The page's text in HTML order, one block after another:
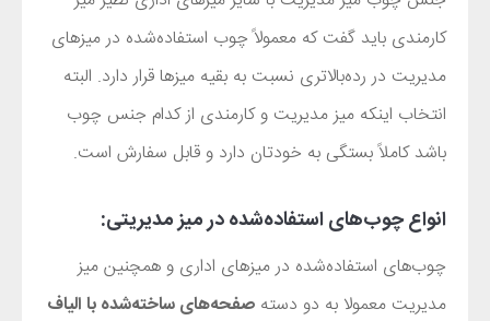
کارمندی باید گفت که معمولاً چوب استفاده‌شده در میزهای
مدیریت در رده‌بالاتری نسبت به بقیه میزها قرار دارد. البته
انتخاب اینکه میز مدیریت و کارمندی‌ از کدام جنس چوب
باشد کاملاً بستگی به خودتان دارد و قابل سفارش است.
انواع چوب‌های استفاده‌شده در میز مدیریتی:
چوب‌های استفاده‌شده در میزهای اداری و همچنین میز
مدیریت معمولا به دو دسته صفحه‌های ساخته‌شده با الیاف